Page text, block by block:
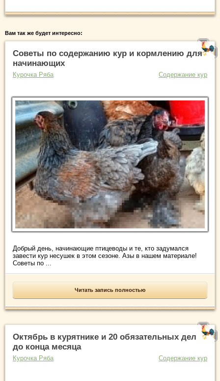
Вам так же будет интересно:
Советы по содержанию кур и кормлению для
начинающих
Курочка Ряба Содержание кур
Добрый день, начинающие птицеводы и те, кто задумался
завести кур несушек в этом сезоне. Азы в нашем материале!
Советы по ...
Читать запись полностью
Октябрь в курятнике и 20 обязательных дел
до конца месяца
Курочка Ряба Содержание кур